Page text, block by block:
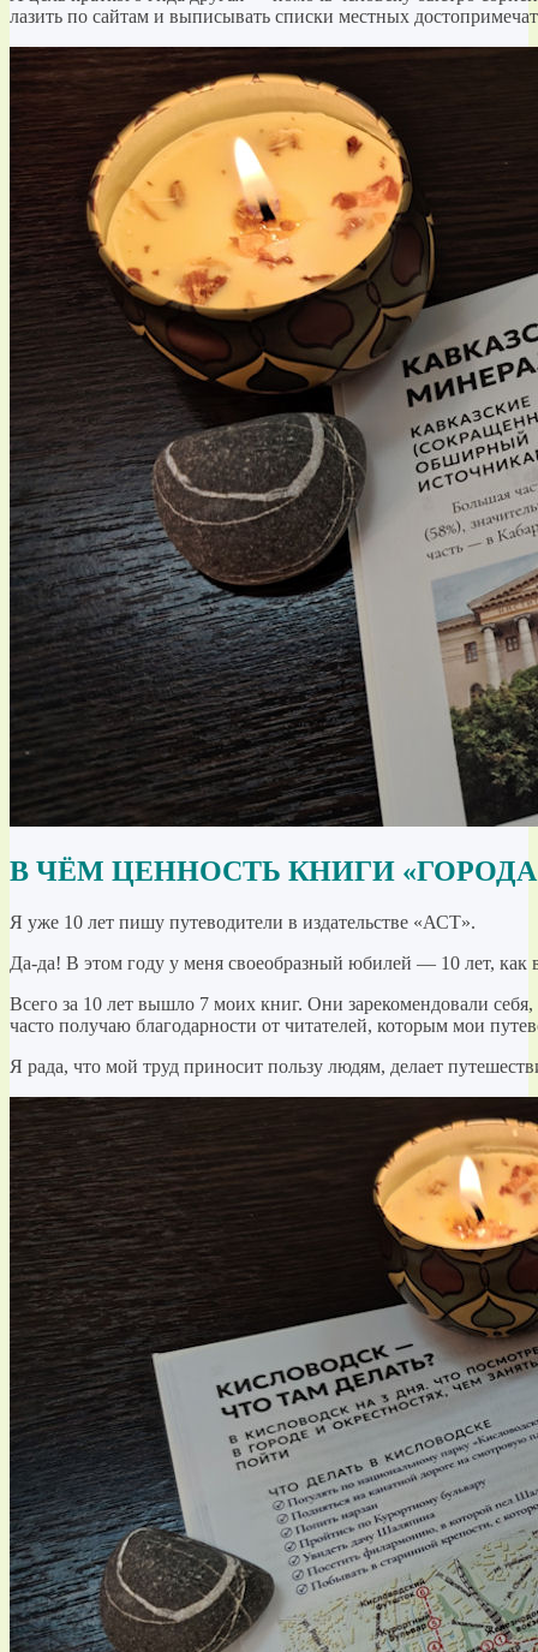
лазить по сайтам и выписывать списки местных
В ЧЁМ ЦЕННОСТЬ КНИГИ
Я уже 10 лет пишу путеводители в издательстве «АСТ».
Да-да! В этом году у меня своеобразный юбилей — 10 лет,
Всего за 10 лет вышло 7 моих книг. Они зарекомендовали
часто получаю благодарности от читателей, которым мои
Я рада, что мой труд приносит пользу людям, делает